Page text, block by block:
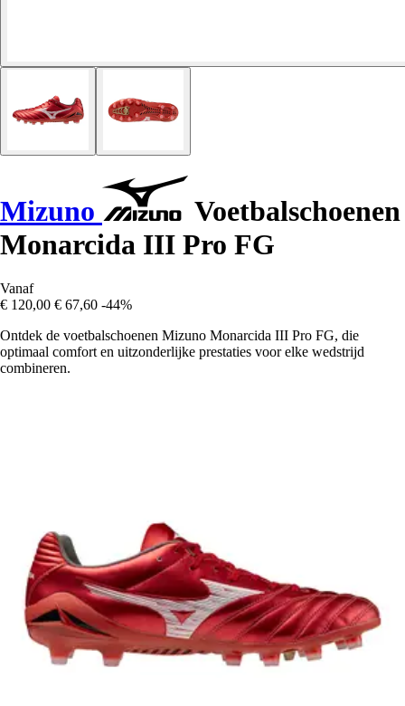
Mizuno
Voetbalschoenen
Monarcida III Pro FG
Vanaf
€ 120,00 € 67,60 -44%
Ontdek de voetbalschoenen Mizuno Monarcida III Pro FG, die
optimaal comfort en uitzonderlijke prestaties voor elke wedstrijd
combineren.